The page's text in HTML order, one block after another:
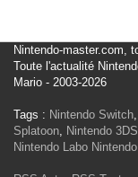
Nintendo-master.com,
Toute l'actualité
Mario - 2003-2026
Tags : Nintendo Switch,
Splatoon, Nintendo 3DS
Nintendo Labo